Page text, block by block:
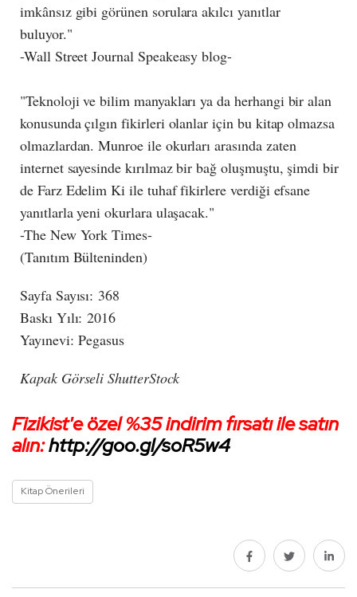
imkânsız gibi görünen sorulara akılcı yanıtlar
buluyor."
-Wall Street Journal Speakeasy blog-
"Teknoloji ve bilim manyakları ya da herhangi bir alan
konusunda çılgın fikirleri olanlar için bu kitap olmazsa
olmazlardan. Munroe ile okurları arasında zaten
internet sayesinde kırılmaz bir bağ oluşmuştu, şimdi bir
de Farz Edelim Ki ile tuhaf fikirlere verdiği efsane
yanıtlarla yeni okurlara ulaşacak."
-The New York Times-
(Tanıtım Bülteninden)
Sayfa Sayısı: 368
Baskı Yılı: 2016
Yayınevi: Pegasus
Kapak Görseli ShutterStock
Fizikist'e özel %35 indirim fırsatı ile satın
alın:http://goo.gl/soR5w4
Kitap Önerileri